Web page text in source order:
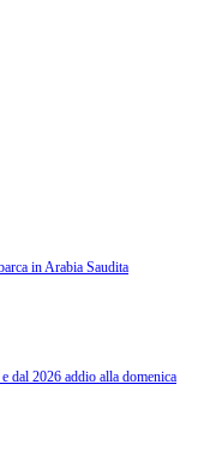
in Arabia Saudita
dal 2026 addio alla domenica